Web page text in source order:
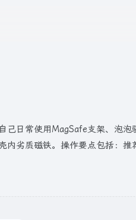
日常使用MagSafe支架、泡
劣质磁铁。操作要点包括：